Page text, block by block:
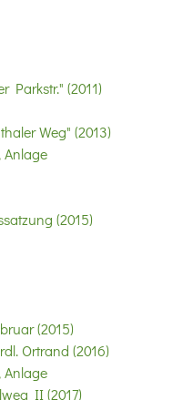
Parkstr." (2011)
Weg" (2013)
Anlage
(2015)
(2015)
Ortrand (2016)
Anlage
II (2017)